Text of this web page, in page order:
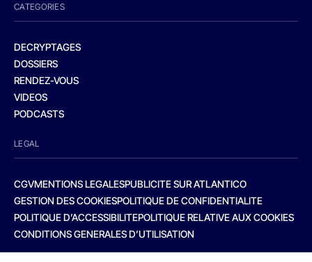
CATEGORIES
DECRYPTAGES
DOSSIERS
RENDEZ-VOUS
VIDEOS
PODCASTS
LEGAL
CGVMENTIONS LEGALESPUBLICITE SUR ATLANTICO
GESTION DES COOKIESPOLITIQUE DE CONFIDENTIALITE
POLITIQUE D’ACCESSIBILITEPOLITIQUE RELATIVE AUX COOKIES
CONDITIONS GENERALES D’UTILISATION